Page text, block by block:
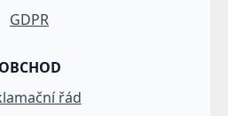
GDPR
OBCHOD
řád